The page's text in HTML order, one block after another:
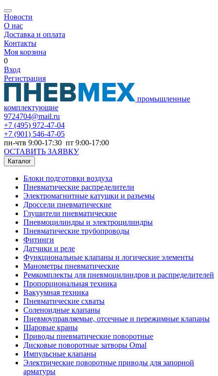
Новости
О нас
Доставка и оплата
Контакты
Моя корзина
0
Вход
Регистрация
промышленные
комплектующие
9724704@mail.ru
+7 (495) 972-47-04
+7 (901) 546-47-05
пн-чтв 9:00-17:30 пт 9:00-17:00
ОСТАВИТЬ ЗАЯВКУ
Каталог
Блоки подготовки воздуха
Пневматические распределители
Электромагнитные катушки и разъемы
Дроссели пневматические
Глушители пневматические
Пневмоцилиндры и электроцилиндры
Пневматические трубопроводы
Фитинги
Датчики и реле
Функциональные клапаны и логические элементы
Манометры пневматические
Ремкомплекты для пневмоцилиндров и распределителей
Пропорциональная техника
Вакуумная техника
Пневматические схваты
Соленоидные клапаны
Пневмоуправляемые, отсечные и пережимные клапаны
Шаровые краны
Приводы пневматические поворотные
Дисковые поворотные затворы Omal
Импульсные клапаны
Электрические поворотные приводы для запорной
арматуры